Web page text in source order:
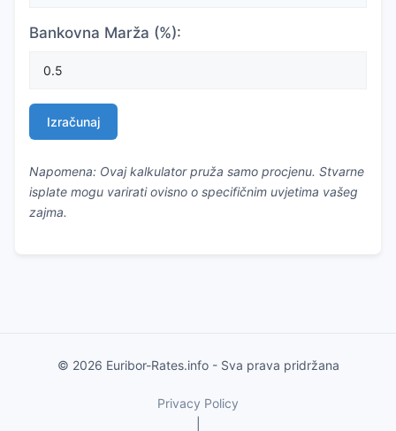
Bankovna Marža (%):
Izračunaj
Napomena: Ovaj kalkulator pruža samo procjenu. Stvarne
isplate mogu varirati ovisno o specifičnim uvjetima vašeg
zajma.
© 2026 Euribor-Rates.info - Sva prava pridržana
Privacy Policy